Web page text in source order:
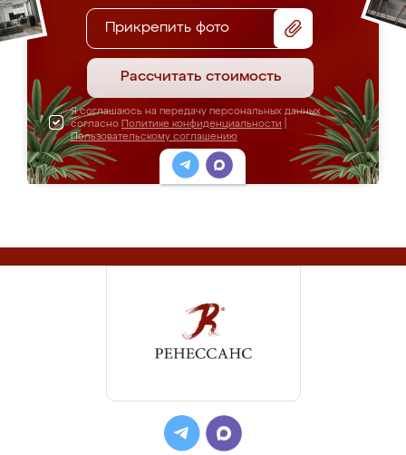
Прикрепить фото
Рассчитать стоимость
Я соглашаюсь на передачу персональных данных
согласно Политике конфиденциальности
Пользовательскому соглашению